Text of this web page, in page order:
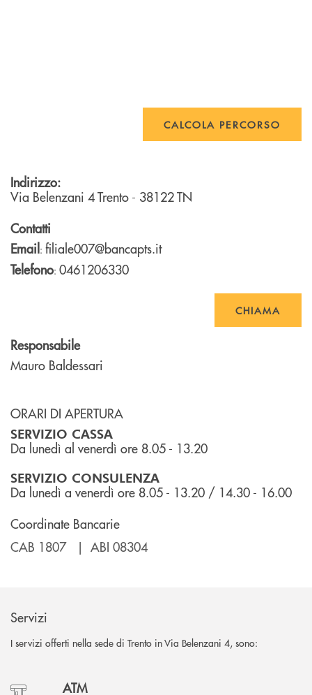
CALCOLA PERCORSO
Indirizzo:
Via Belenzani 4Trento - 38122TN
Contatti
Email : filiale007@bancapts.it
Telefono: 0461206330
CHIAMA
Responsabile
Mauro Baldessari
ORARI DI APERTURA
SERVIZIO CASSA
Da lunedì al venerdì ore 8.05 - 13.20
SERVIZIO CONSULENZA
Da lunedì a venerdì ore 8.05 - 13.20 / 14.30 - 16.00
Coordinate Bancarie
CAB 1807 | ABI 08304
Servizi
I servizi offerti nella sede di Trento in Via Belenzani 4, sono:
ATM